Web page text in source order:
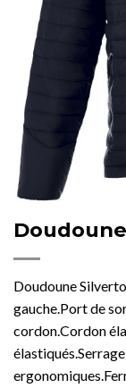
Doudoune
gauche.Port de
cordon.Cordon